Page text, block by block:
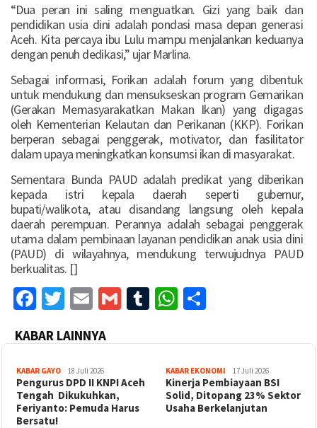
“Dua peran ini saling menguatkan. Gizi yang baik dan
pendidikan usia dini adalah pondasi masa depan generasi
Aceh. Kita percaya ibu Lulu mampu menjalankan keduanya
dengan penuh dedikasi,” ujar Marlina.
Sebagai informasi, Forikan adalah forum yang dibentuk
untuk mendukung dan mensukseskan program Gemarikan
(Gerakan Memasyarakatkan Makan Ikan) yang digagas
oleh Kementerian Kelautan dan Perikanan (KKP). Forikan
berperan sebagai penggerak, motivator, dan fasilitator
dalam upaya meningkatkan konsumsi ikan di masyarakat.
Sementara Bunda PAUD adalah predikat yang diberikan
kepada istri kepala daerah seperti gubernur,
bupati/walikota, atau disandang langsung oleh kepala
daerah perempuan. Perannya adalah sebagai penggerak
utama dalam pembinaan layanan pendidikan anak usia dini
(PAUD) di wilayahnya, mendukung terwujudnya PAUD
berkualitas. []
Facebook
Twitter
EmailGmailTumblrWhatsApp
KABAR LAINNYA
KABAR GAYO 18 Juli 2026
‎Pengurus DPD II KNPI Aceh
Tengah Dikukuhkan,
Feriyanto: Pemuda Harus
Bersatu!
KABAR EKONOMI 17 Juli 2026
Kinerja Pembiayaan BSI
Solid, Ditopang 23% Sektor
Usaha Berkelanjutan